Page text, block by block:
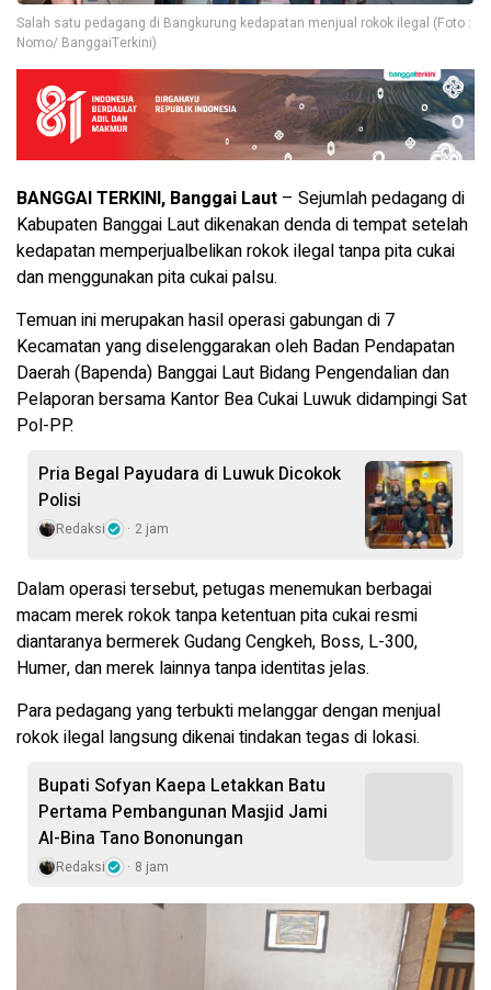
Salah satu pedagang di Bangkurung kedapatan menjual rokok ilegal (Foto :
Nomo/ BanggaiTerkini)
BANGGAI TERKINI, Banggai Laut – Sejumlah pedagang di
Kabupaten Banggai Laut dikenakan denda di tempat setelah
kedapatan memperjualbelikan rokok ilegal tanpa pita cukai
dan menggunakan pita cukai palsu.
Temuan ini merupakan hasil operasi gabungan di 7
Kecamatan yang diselenggarakan oleh Badan Pendapatan
Daerah (Bapenda) Banggai Laut Bidang Pengendalian dan
Pelaporan bersama Kantor Bea Cukai Luwuk didampingi Sat
Pol-PP.
Pria Begal Payudara di Luwuk Dicokok
Polisi
Redaksi 2 jam
Dalam operasi tersebut, petugas menemukan berbagai
macam merek rokok tanpa ketentuan pita cukai resmi
diantaranya bermerek Gudang Cengkeh, Boss, L-300,
Humer, dan merek lainnya tanpa identitas jelas.
Para pedagang yang terbukti melanggar dengan menjual
rokok ilegal langsung dikenai tindakan tegas di lokasi.
Bupati Sofyan Kaepa Letakkan Batu
Pertama Pembangunan Masjid Jami
Al-Bina Tano Bononungan
Redaksi 8 jam